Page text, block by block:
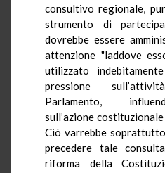
consultivo regionale,
strumento di
dovrebbe essere
attenzione "laddove
utilizzato
pressione
Parlamento,
sull’azione
Ciò varrebbe
precedere tale
riforma della